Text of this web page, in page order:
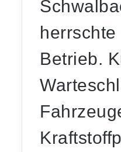
Betrieb.